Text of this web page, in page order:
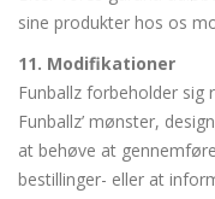
sine produkter hos os
11. Modifikationer
Funballz forbeholder
Funballz’ mønster,
at behøve at
bestillinger- eller at